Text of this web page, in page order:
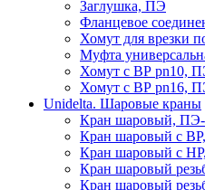
Заглушка, ПЭ
Фланцевое
Хомут для врезки
Муфта
Хомут с ВР pn10,
Хомут с ВР pn16,
Unidelta. Шаровые краны
Кран шаровый,
Кран шаровый с
Кран шаровый с
Кран шаровый
Кран шаровый